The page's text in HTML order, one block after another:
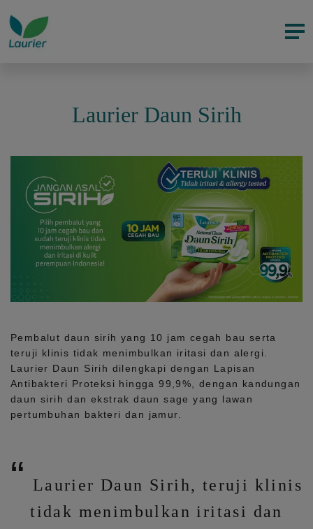
Laurier Daun Sirih
Pembalut daun sirih yang 10 jam cegah bau serta
teruji klinis tidak menimbulkan iritasi dan alergi.
Laurier Daun Sirih dilengkapi dengan Lapisan
Antibakteri Proteksi hingga 99,9%, dengan kandungan
daun sirih dan ekstrak daun sage yang lawan
pertumbuhan bakteri dan jamur.
Laurier Daun Sirih, teruji klinis
tidak menimbulkan iritasi dan